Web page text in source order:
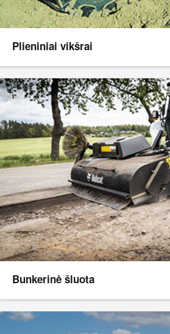
Plieniniai vikšrai
Bunkerinė šluota